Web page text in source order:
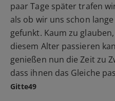
paar Tage später trafen
als ob wir uns schon
gefunkt. Kaum zu
diesem Alter passieren
genießen nun die Zeit zu
dass ihnen das Gleiche
Gitte49